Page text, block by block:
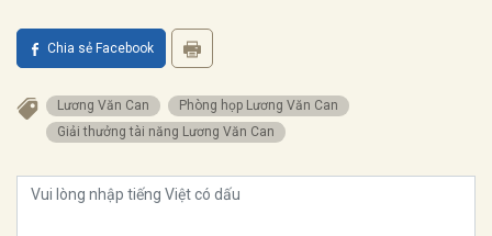
Chia sẻ Facebook
Lương Văn Can
Phòng họp Lương Văn Can
Giải thưởng tài năng Lương Văn Can